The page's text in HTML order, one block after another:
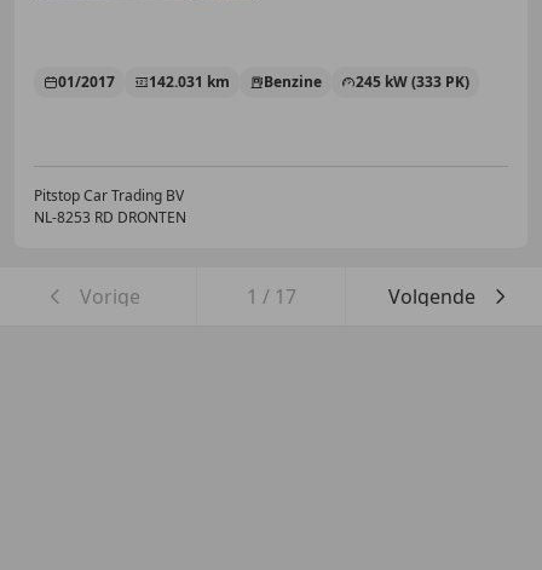
01/2017 142.031 km Benzine 245 kW (333 PK)
Pitstop Car Trading BV
NL-8253 RD DRONTEN
Vorige 1 / 17 Volgende